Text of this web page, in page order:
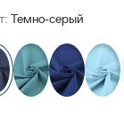
Темно-серый